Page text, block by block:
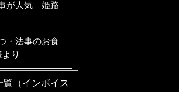
が人気＿姫路
・法事のお食
り
覧（インボイス